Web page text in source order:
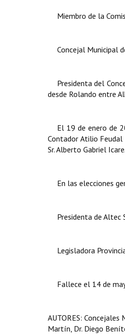
Miembro de la
Concejal Municipal
Presidenta del
desde Rolando entre
El 19 de enero de
Contador Atilio
Sr. Alberto Gabriel Icare.
En las elecciones
Presidenta de Altec
Legisladora
Fallece el 14 de
AUTORES:
Martín, Dr. Diego